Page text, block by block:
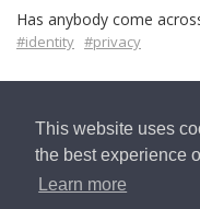
This website uses
the best experience
Learn more
Has anybody come
#identity #privacy
to Start Page